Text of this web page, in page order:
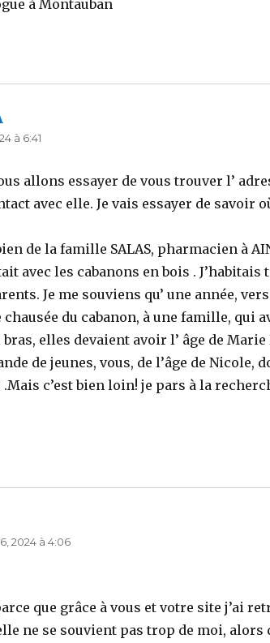
à Montauban
à 6:41
allons essayer de vous trouver l’
avec elle. Je vais essayer de savoir
de la famille SALAS, pharmacien à
avec les cabanons en bois . J’habitais
Je me souviens qu’ une année,
chausée du cabanon, à une famille, qui
elles devaient avoir l’ âge de
de jeunes, vous, de l’âge de Nicole,
c’est bien loin! je pars à la
2024 à 4:06
que grâce à vous et votre site j’ai
ne se souvient pas trop de moi, alors